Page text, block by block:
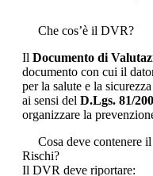
Che cos’è il DVR?
Il Documento di
documento con cui il
per la salute e la
ai sensi del D.Lgs. 81/
organizzare la
Cosa deve contenere
Rischi?
Il DVR deve riportare: